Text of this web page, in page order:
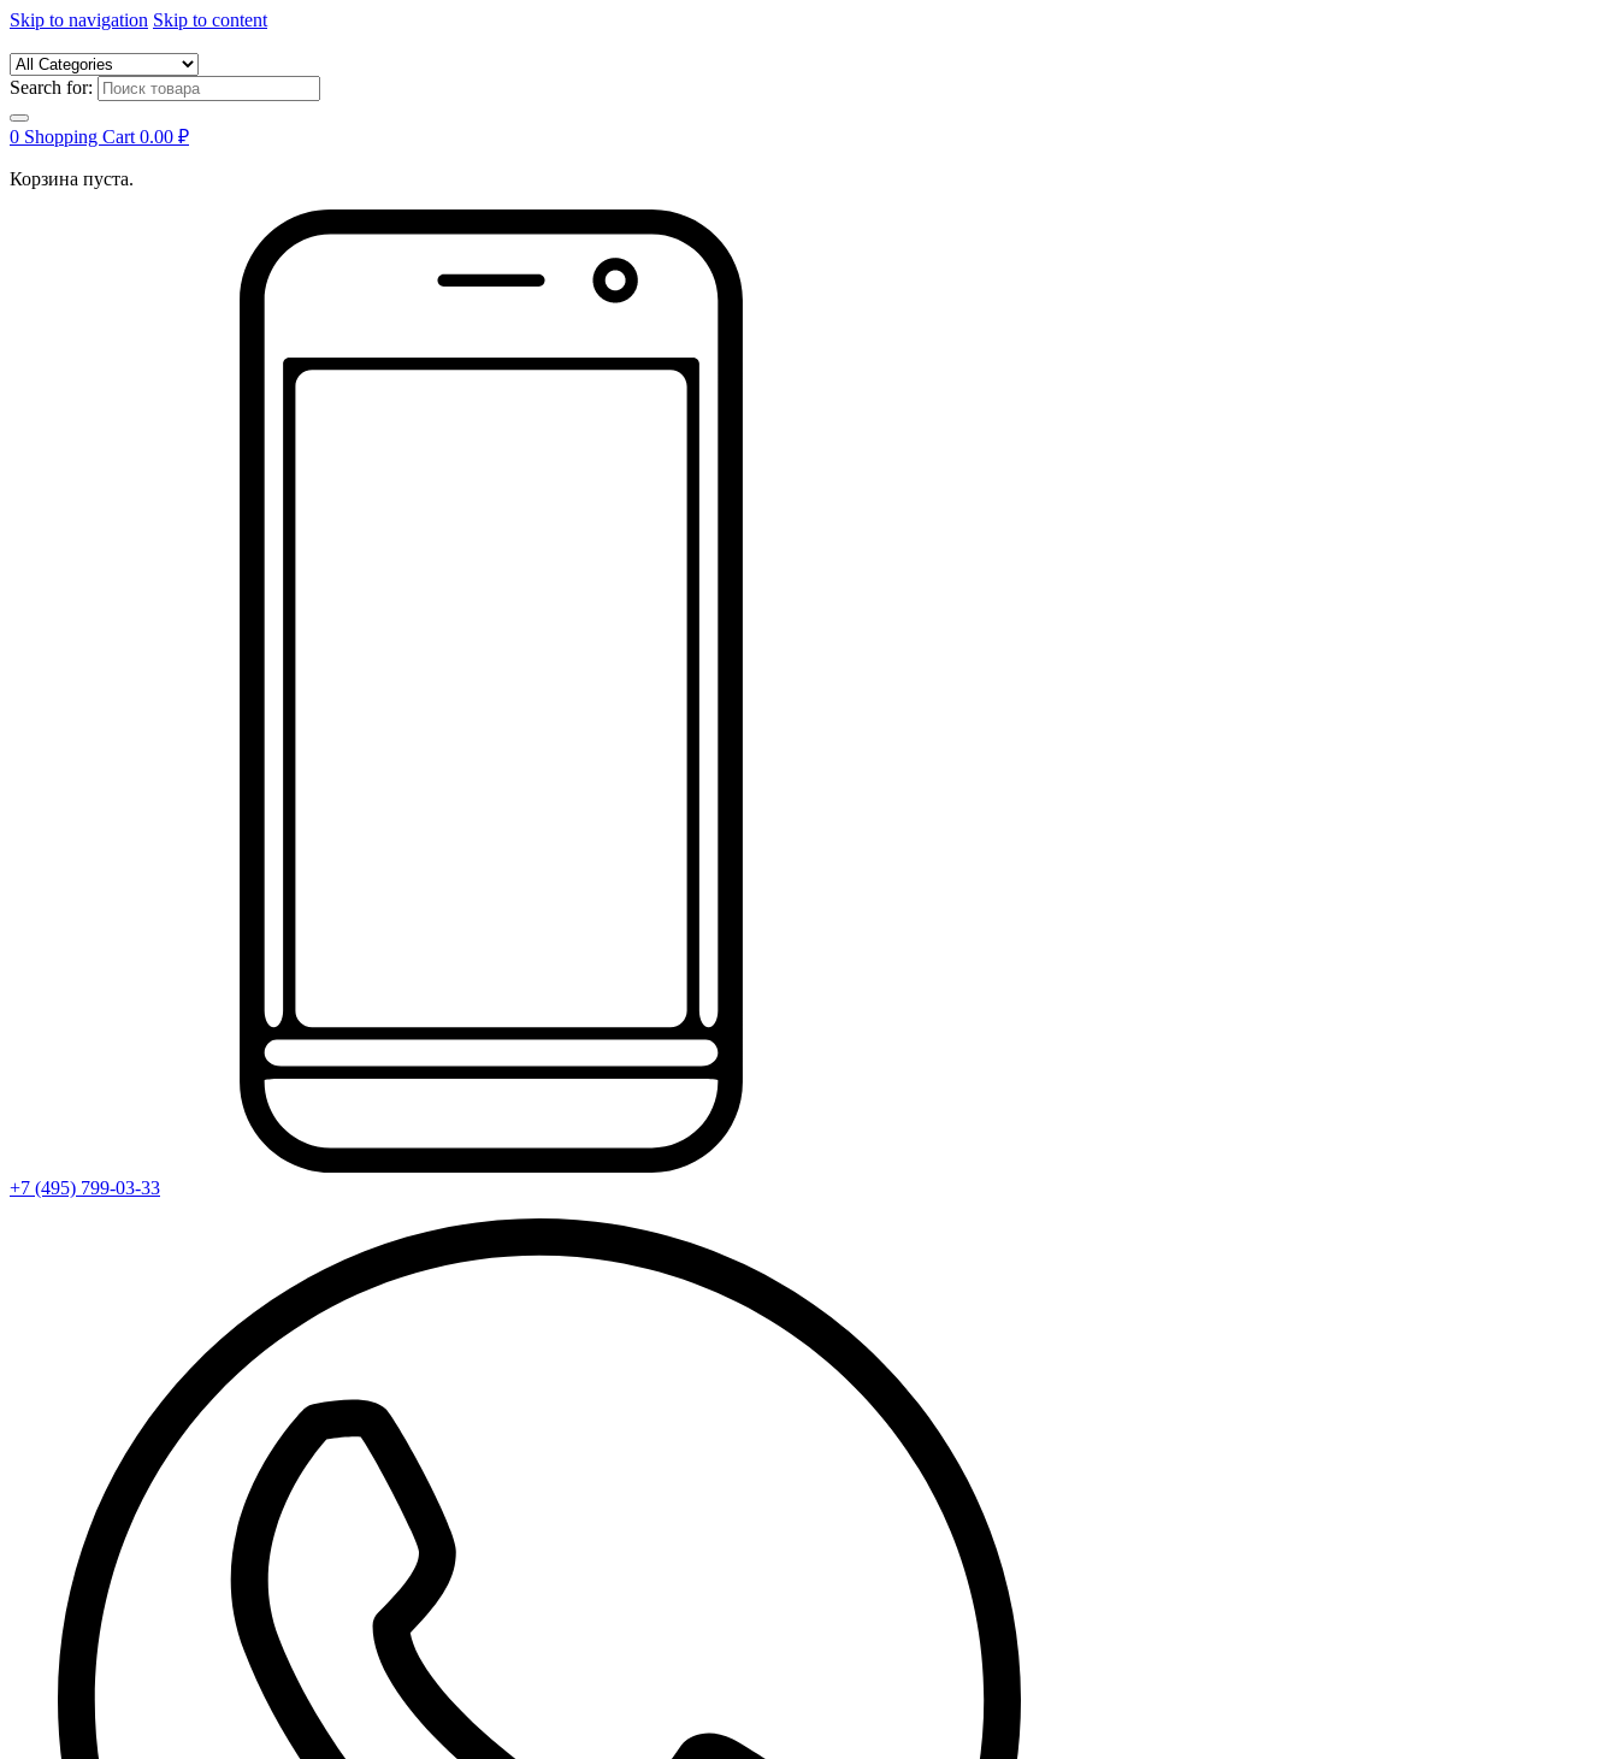
Skip to navigation Skip to content
Search for:
0 Shopping Cart 0.00 ₽
Корзина пуста.
+7 (495) 799-03-33